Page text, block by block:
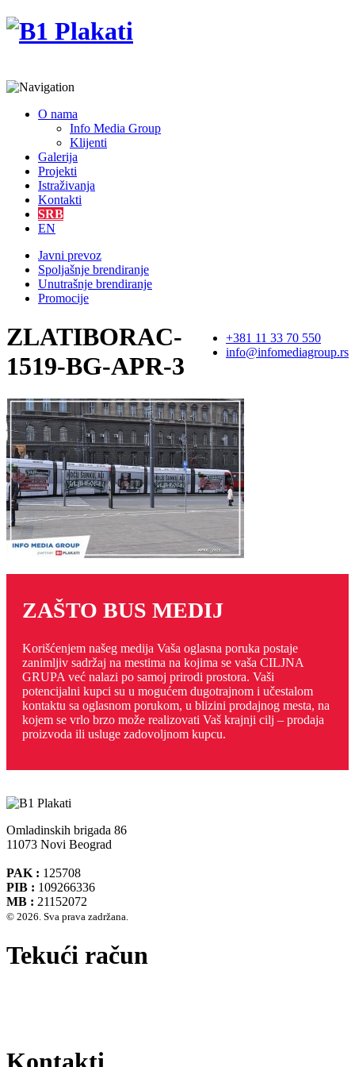
O nama
Info Media Group
Klijenti
Galerija
Projekti
Istraživanja
Kontakti
SRB
EN
Javni prevoz
Spoljašnje brendiranje
Unutrašnje brendiranje
Promocije
+381 11 33 70 550
info@infomediagroup.rs
ZLATIBORAC-
1519-BG-APR-3
ZAŠTO BUS MEDIJ
Korišćenjem našeg medija Vaša oglasna poruka postaje
zanimljiv sadržaj na mestima na kojima se vaša CILJNA
GRUPA već nalazi po samoj prirodi prostora. Vaši
potencijalni kupci su u mogućem dugotrajnom i učestalom
kontaktu sa oglasnom porukom, u blizini prodajnog mesta, na
kojem se vrlo brzo može realizovati Vaš krajnji cilj – prodaja
proizvoda ili usluge zadovoljnom kupcu.
Omladinskih brigada 86
11073 Novi Beograd
PAK : 125708
PIB : 109266336
MB : 21152072
© 2026. Sva prava zadržana.
Tekući račun
Kontakti